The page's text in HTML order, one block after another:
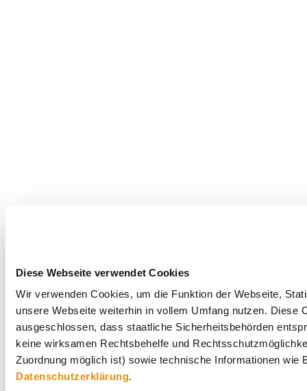
Diese Webseite verwendet Cookies
Wir verwenden Cookies, um die Funktion der Webseite,
unsere Webseite weiterhin in vollem Umfang nutzen.
ausgeschlossen, dass staatliche Sicherheitsbehörden
keine wirksamen Rechtsbehelfe und
Zuordnung möglich ist) sowie technische Informationen
Datenschutzerklärung.